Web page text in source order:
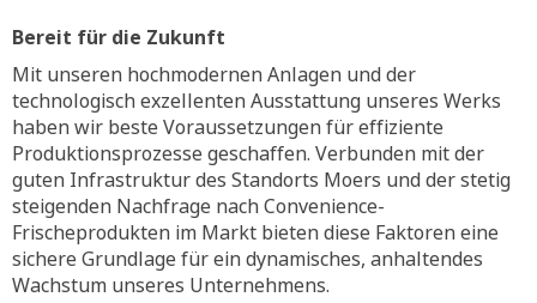
Bereit für die Zukunft
Mit unseren hochmodernen Anlagen und der
technologisch exzellenten Ausstattung unseres Werks
haben wir beste Voraussetzungen für effiziente
Produktionsprozesse geschaffen. Verbunden mit der
guten Infrastruktur des Standorts Moers und der stetig
steigenden Nachfrage nach Convenience-
Frischeprodukten im Markt bieten diese Faktoren eine
sichere Grundlage für ein dynamisches, anhaltendes
Wachstum unseres Unternehmens.